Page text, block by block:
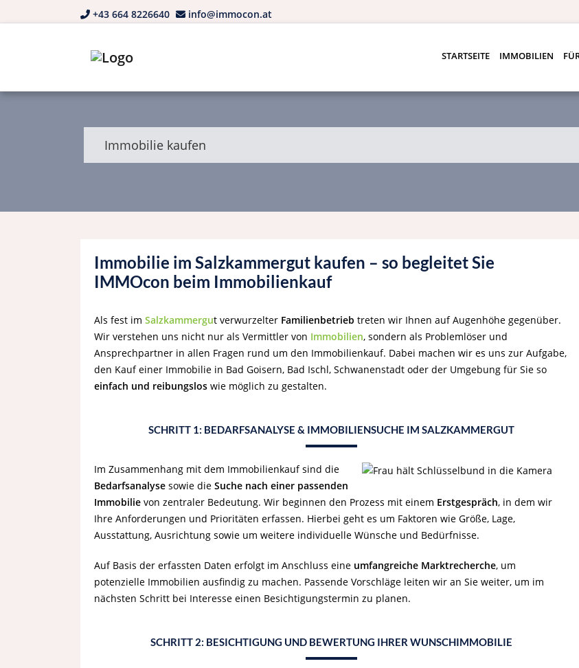
+43 664 8226640 info@immocon.at
STARTSEITE IMMOBILIEN
Immobilie kaufen
Immobilie im Salzkammergut kaufen – so begleitet Sie
IMMOcon beim Immobilienkauf
Als fest im Salzkammergut verwurzelter Familienbetrieb treten wir Ihnen auf Augenhöhe gegenüber.
Wir verstehen uns nicht nur als Vermittler von Immobilien, sondern als Problemlöser und
Ansprechpartner in allen Fragen rund um den Immobilienkauf. Dabei machen wir es uns zur Aufgabe,
den Kauf einer Immobilie in Bad Goisern, Bad Ischl, Schwanenstadt oder der Umgebung für Sie so
einfach und reibungslos wie möglich zu gestalten.
SCHRITT 1: BEDARFSANALYSE & IMMOBILIENSUCHE IM SALZKAMMERGUT
Im Zusammenhang mit dem Immobilienkauf sind die
Bedarfsanalyse sowie die Suche nach einer passenden
Immobilie von zentraler Bedeutung. Wir beginnen den Prozess mit einem Erstgespräch, in dem wir
Ihre Anforderungen und Prioritäten erfassen. Hierbei geht es um Faktoren wie Größe, Lage,
Ausstattung, Ausrichtung sowie um weitere individuelle Wünsche und Bedürfnisse.
Auf Basis der erfassten Daten erfolgt im Anschluss eine umfangreiche Marktrecherche, um
potenzielle Immobilien ausfindig zu machen. Passende Vorschläge leiten wir an Sie weiter, um im
nächsten Schritt bei Interesse einen Besichtigungstermin zu planen.
SCHRITT 2: BESICHTIGUNG UND BEWERTUNG IHRER WUNSCHIMMOBILIE